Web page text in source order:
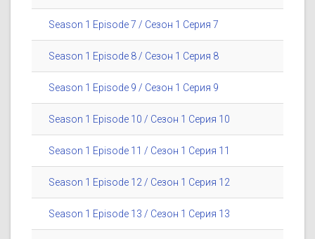
Season 1 Episode 7 / Сезон 1 Серия 7
Season 1 Episode 8 / Сезон 1 Серия 8
Season 1 Episode 9 / Сезон 1 Серия 9
Season 1 Episode 10 / Сезон 1 Серия 10
Season 1 Episode 11 / Сезон 1 Серия 11
Season 1 Episode 12 / Сезон 1 Серия 12
Season 1 Episode 13 / Сезон 1 Серия 13